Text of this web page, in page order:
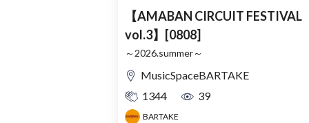
【AMABAN CIRCUIT FESTIVAL
vol.3】[0808]
～2026.summer～
MusicSpaceBARTAKE
1344
39
BARTAKE